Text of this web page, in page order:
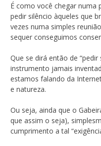
É como você chegar numa
pedir silêncio àqueles que
vezes numa simples
sequer conseguimos
Que se dirá então de
instrumento jamais
estamos falando da
e natureza.
Ou seja, ainda que o
que assim o seja),
cumprimento a tal